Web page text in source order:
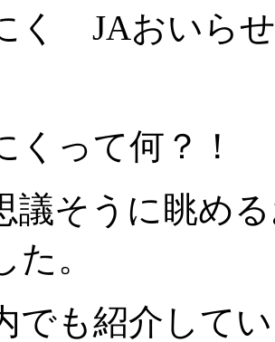
く JAおいら
くって何？！
議そうに眺め
た。
でも紹介して